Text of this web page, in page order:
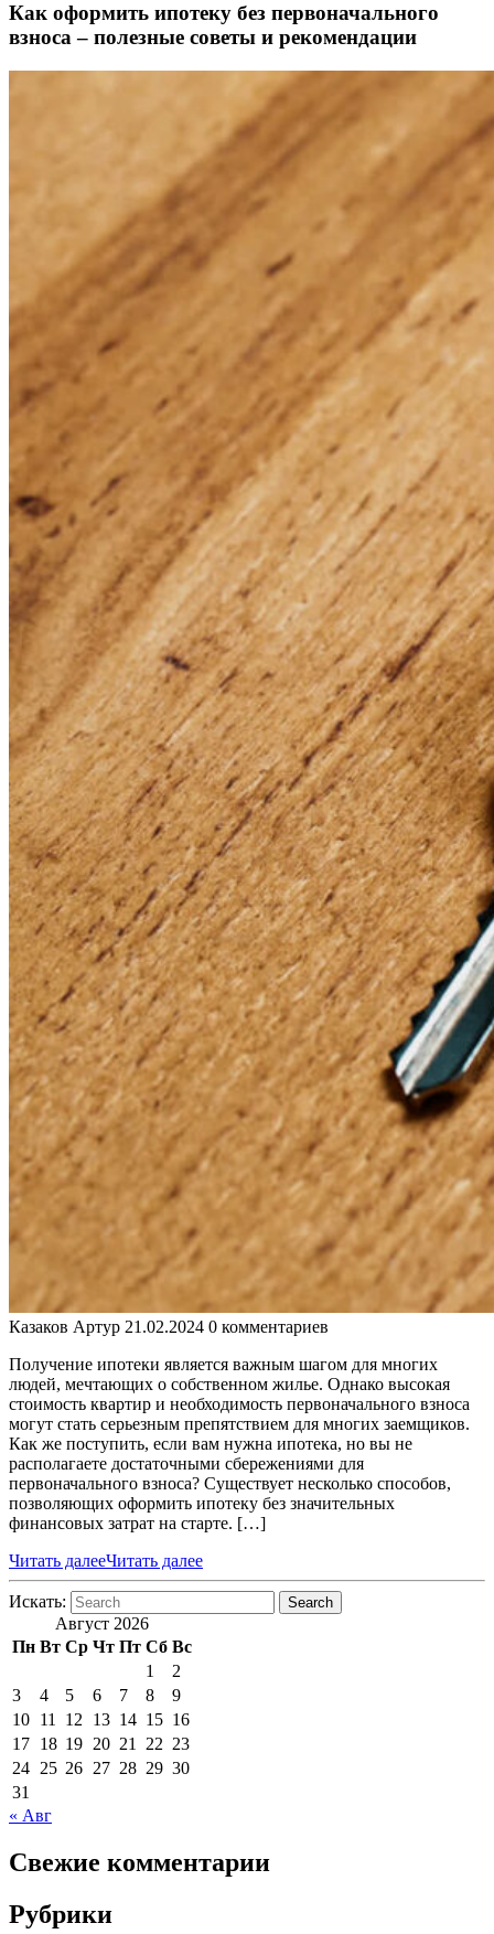
Как оформить ипотеку без первоначального
взноса – полезные советы и рекомендации
Казаков Артур 21.02.2024 0 комментариев
Получение ипотеки является важным шагом для многих
людей, мечтающих о собственном жилье. Однако высокая
стоимость квартир и необходимость первоначального взноса
могут стать серьезным препятствием для многих заемщиков.
Как же поступить, если вам нужна ипотека, но вы не
располагаете достаточными сбережениями для
первоначального взноса? Существует несколько способов,
позволяющих оформить ипотеку без значительных
финансовых затрат на старте. […]
Читать далееЧитать далее
Искать: Search
Август 2026
Пн Вт Ср Чт Пт Сб Вс
1
2
3
4 5 6 7 8
9
10 11 12 13 14 15 16
17 18 19 20 21 22 23
24 25 26 27 28 29 30
31
« Авг
Свежие комментарии
Рубрики